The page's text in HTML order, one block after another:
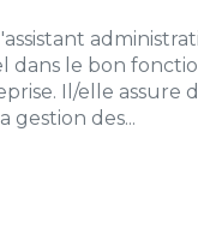
dans le bon
Il/elle assure
gestion des...